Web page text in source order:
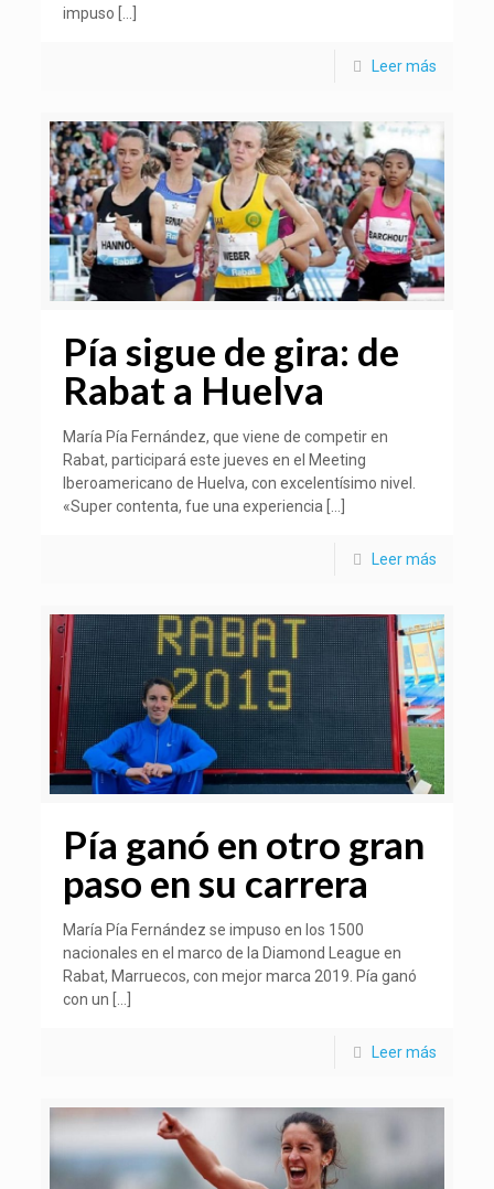
impuso
Leer más
Pía sigue de gira: de
Rabat a Huelva
María Pía Fernández, que viene de competir en
Rabat, participará este jueves en el Meeting
Iberoamericano de Huelva, con excelentísimo nivel.
«Super contenta, fue una experiencia
Leer más
Pía ganó en otro gran
paso en su carrera
María Pía Fernández se impuso en los 1500
nacionales en el marco de la Diamond League en
Rabat, Marruecos, con mejor marca 2019. Pía ganó
con un […]
Leer más